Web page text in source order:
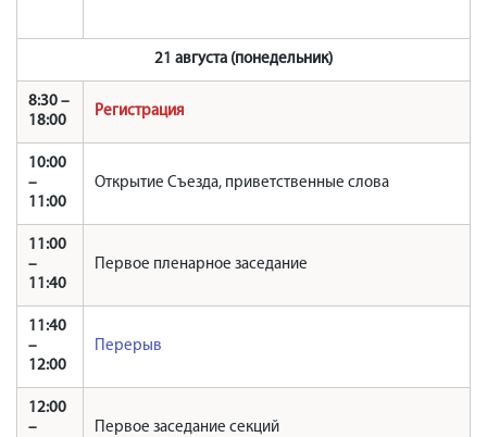
21 августа (понедельник)
8:30 –
18:00
Регистрация
10:00
–
11:00
Открытие Съезда, приветственные слова
11:00
–
11:40
Первое пленарное заседание
11:40
–
12:00
Перерыв
12:00
–
Первое заседание секций